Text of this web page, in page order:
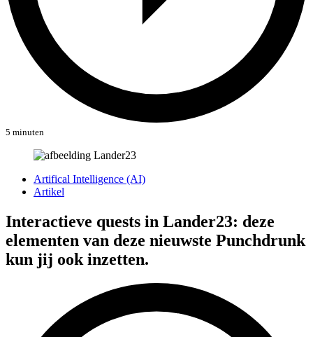
5 minuten
Artifical Intelligence (AI)
Artikel
Interactieve quests in Lander23: deze
elementen van deze nieuwste Punchdrunk
kun jij ook inzetten.